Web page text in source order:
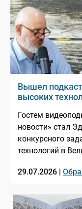
Вышел
высоких
Гостем
новости» стал
конкурсного
технологий в
29.07.2026 |